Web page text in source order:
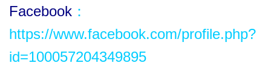
Facebook ：
https://www.facebook.com/profile.php?
id=100057204349895